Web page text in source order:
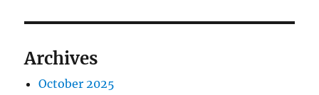
Archives
October 2025